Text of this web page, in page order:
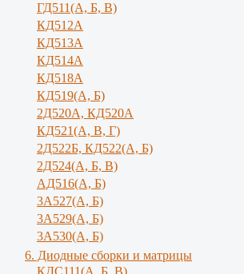
ГД511(А, Б, В)
КД512А
КД513А
КД514А
КД518А
КД519(А, Б)
2Д520А, КД520А
КД521(А, В, Г)
2Д522Б, КД522(А, Б)
2Д524(А, Б, В)
АД516(А, Б)
3А527(А, Б)
3А529(А, Б)
3A530(A, Б)
6. Диодные сборки и матрицы